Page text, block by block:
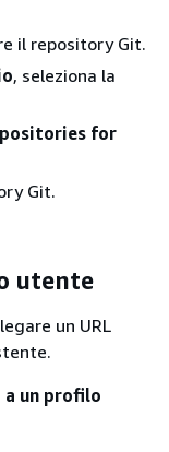
il repository Git.
, seleziona la
for
Git.
utente
un URL
a un profilo